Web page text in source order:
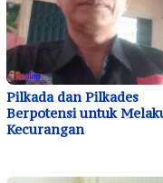
Pilkada dan Pilkades
Berpotensi untuk
Kecurangan